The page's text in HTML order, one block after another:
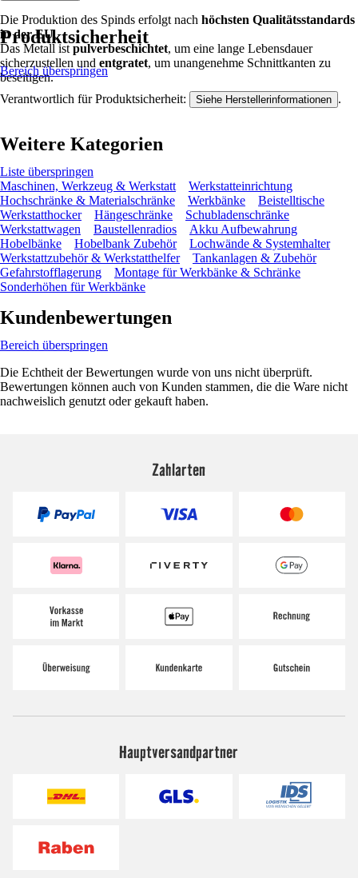
Die Produktion des Spinds erfolgt nach höchsten Qualitätsstandards
in der EU.
Das Metall ist pulverbeschichtet, um eine lange Lebensdauer
sicherzustellen und entgratet, um unangenehme Schnittkanten zu
beseitigen.
Produktsicherheit
Bereich überspringen
Verantwortlich für Produktsicherheit: Siehe Herstellerinformationen .
Weitere Kategorien
Liste überspringen
Maschinen, Werkzeug & Werkstatt
Werkstatteinrichtung
Hochschränke & Materialschränke
Werkbänke
Beistelltische
Werkstatthocker
Hängeschränke
Schubladenschränke
Werkstattwagen
Baustellenradios
Akku Aufbewahrung
Hobelbänke
Hobelbank Zubehör
Lochwände & Systemhalter
Werkstattzubehör & Werkstatthelfer
Tankanlagen & Zubehör
Gefahrstofflagerung
Montage für Werkbänke & Schränke
Sonderhöhen für Werkbänke
Kundenbewertungen
Bereich überspringen
Die Echtheit der Bewertungen wurde von uns nicht überprüft.
Bewertungen können auch von Kunden stammen, die die Ware nicht
nachweislich genutzt oder gekauft haben.
Zahlarten
Hauptversandpartner